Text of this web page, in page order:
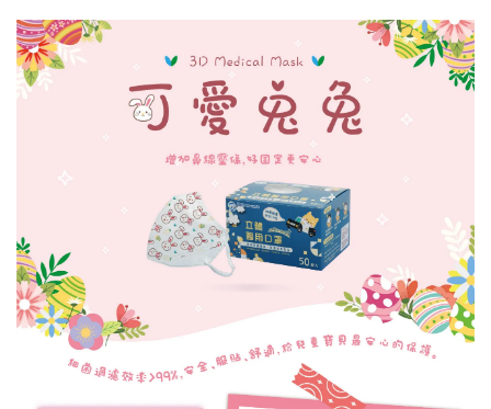
NT$ 28
- + NT$ 28
NT$ 30
-
NT$ 94
NT$ 99
加入購物車